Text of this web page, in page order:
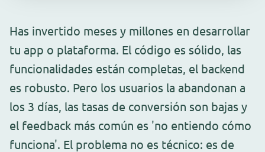
Has invertido meses y millones en desarrollar
tu app o plataforma. El código es sólido, las
funcionalidades están completas, el backend
es robusto. Pero los usuarios la abandonan a
los 3 días, las tasas de conversión son bajas y
el feedback más común es 'no entiendo cómo
funciona'. El problema no es técnico: es de